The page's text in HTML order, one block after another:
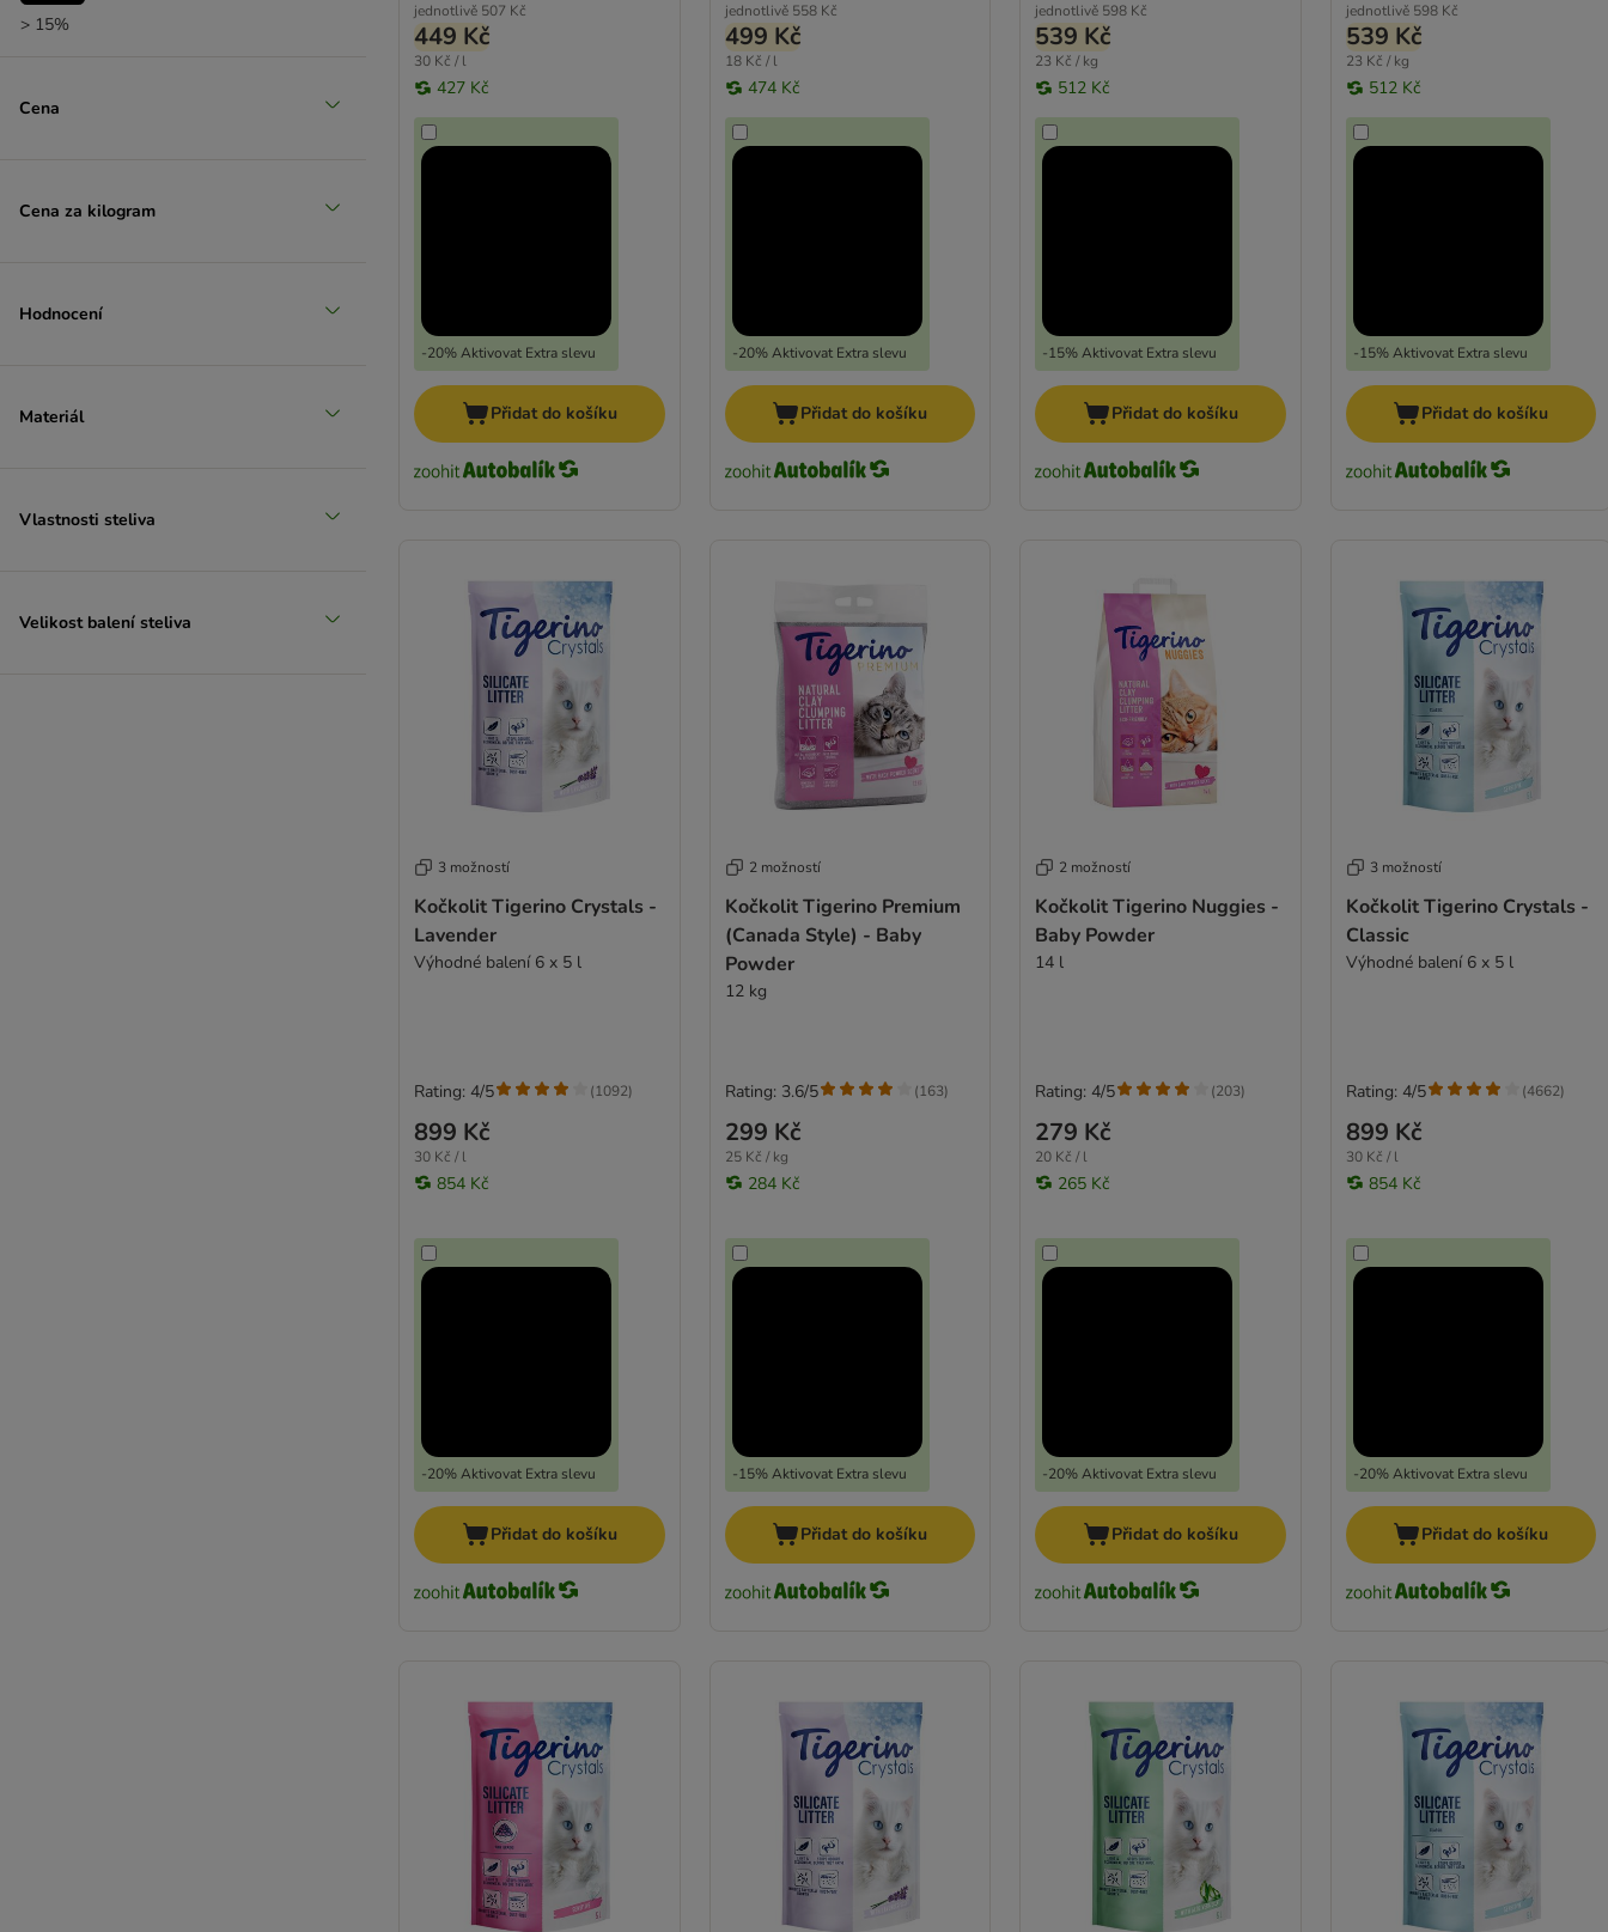
> 15%
Cena
Cena za kilogram
Hodnocení
Materiál
Vlastnosti steliva
Velikost balení steliva
jednotlivě 507 Kč
449 Kč
30 Kč / l
427 Kč
-20% Aktivovat Extra slevu
Přidat do košíku
jednotlivě 558 Kč
499 Kč
18 Kč / l
474 Kč
-20% Aktivovat Extra slevu
Přidat do košíku
jednotlivě 598 Kč
539 Kč
23 Kč / kg
512 Kč
-15% Aktivovat Extra slevu
Přidat do košíku
jednotlivě 598 Kč
539 Kč
23 Kč / kg
512 Kč
-15% Aktivovat Extra slevu
Přidat do košíku
3 možností
Kočkolit Tigerino Crystals -
Lavender
Výhodné balení 6 x 5 l
899 Kč
30 Kč / l
854 Kč
-20% Aktivovat Extra slevu
Rating: 4/5 (1092)
Přidat do košíku
2 možností
Kočkolit Tigerino Premium
(Canada Style) - Baby
Powder
12 kg
299 Kč
25 Kč / kg
284 Kč
-15% Aktivovat Extra slevu
Rating: 3.6/5 (163)
Přidat do košíku
2 možností
Kočkolit Tigerino Nuggies -
Baby Powder
14 l
279 Kč
20 Kč / l
265 Kč
-20% Aktivovat Extra slevu
Rating: 4/5 (203)
Přidat do košíku
3 možností
Kočkolit Tigerino Crystals -
Classic
Výhodné balení 6 x 5 l
899 Kč
30 Kč / l
854 Kč
-20% Aktivovat Extra slevu
Rating: 4/5 (4662)
Přidat do košíku